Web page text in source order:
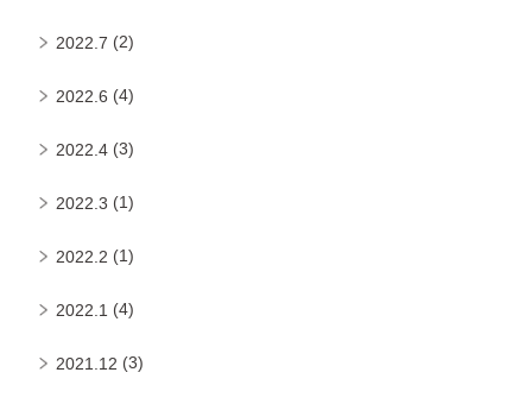
2022.7 (2)
2022.6 (4)
2022.4 (3)
2022.3 (1)
2022.2 (1)
2022.1 (4)
2021.12 (3)